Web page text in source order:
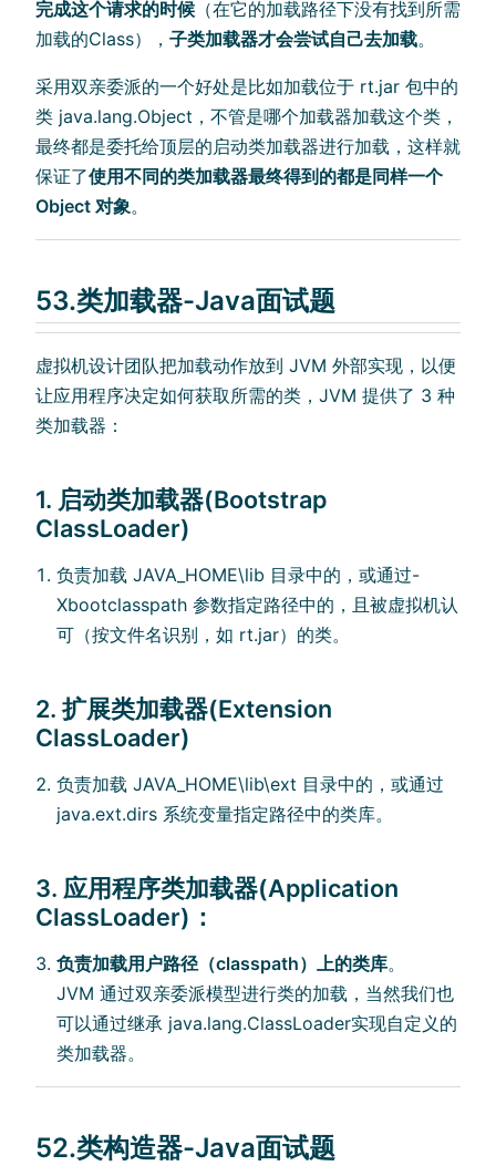
完成这个请求的时候 （在它的加载路径下没有找到所需
加载的Class）， 子类加载器才会尝试自己去加载。
采用双亲委派的一个好处是比如加载位于 rt.jar 包中的
类 java.lang.Object，不管是哪个加载器加载这个类，
最终都是委托给顶层的启动类加载器进行加载，这样就
保证了使用不同的类加载器最终得到的都是同样一个
Object 对象。
53.类加载器-Java面试题
虚拟机设计团队把加载动作放到 JVM 外部实现，以便
让应用程序决定如何获取所需的类，JVM 提供了 3 种
类加载器：
1. 启动类加载器(Bootstrap
ClassLoader)
负责加载 JAVA_HOME\lib 目录中的，或通过-
Xbootclasspath 参数指定路径中的，且被虚拟机认
可（按文件名识别，如 rt.jar）的类。
2. 扩展类加载器(Extension
ClassLoader)
负责加载 JAVA_HOME\lib\ext 目录中的，或通过
java.ext.dirs 系统变量指定路径中的类库。
3. 应用程序类加载器(Application
ClassLoader)：
负责加载用户路径（classpath）上的类库。
JVM 通过双亲委派模型进行类的加载，当然我们也
可以通过继承 java.lang.ClassLoader实现自定义的
类加载器。
52.类构造器-Java面试题